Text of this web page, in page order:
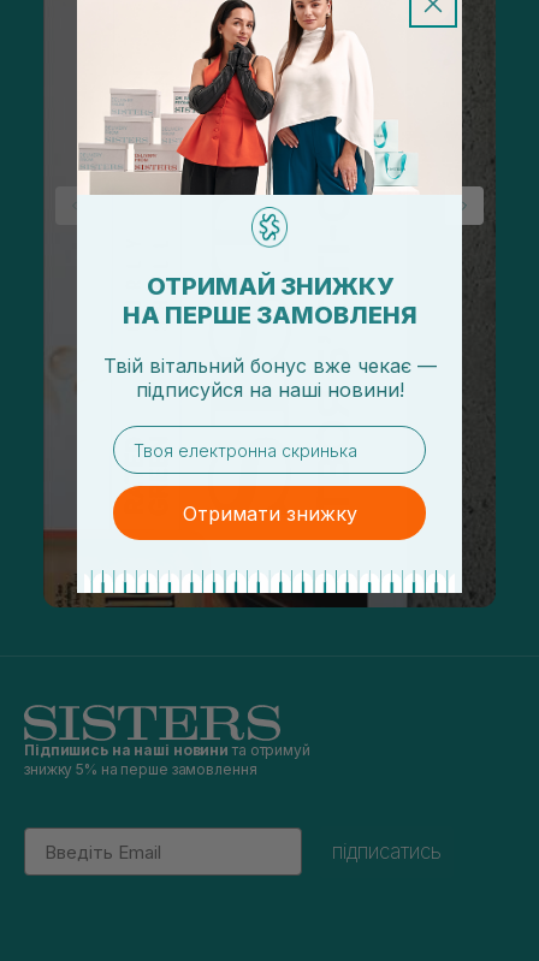
Підпишись на наші новини та отримуй
знижку 5% на перше замовлення
Email
підписатись
ОТРИМАЙ ЗНИЖКУ
НА ПЕРШЕ ЗАМОВЛЕНЯ
Твій вітальний бонус вже чекає —
підписуйся на наші новини!
email
Отримати знижку